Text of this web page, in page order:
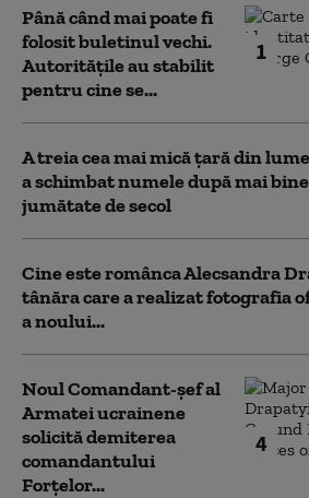
1
Până când mai poate fi
folosit buletinul vechi.
Autoritățile au stabilit
pentru cine se...
A treia cea mai mică țară din
a schimbat numele după mai
jumătate de secol
Cine este românca Alecsandra
tânăra care a realizat fotografia
a noului...
4
Noul Comandant-șef al
Armatei ucrainene
solicită demiterea
comandantului
Forțelor...